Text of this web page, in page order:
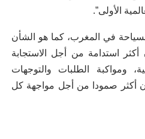
الأولى”.
في المغرب، كما هو الشأن
أكثر استدامة من أجل الاستجابة
ومواكبة الطلبات والتوجهات
أكثر صمودا من أجل مواجهة كل